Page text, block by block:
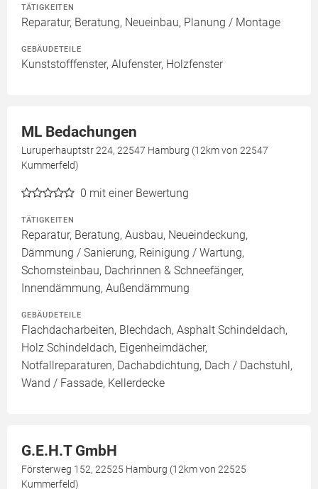
TÄTIGKEITEN
Reparatur, Beratung, Neueinbau, Planung / Montage
GEBÄUDETEILE
Kunststofffenster, Alufenster, Holzfenster
ML Bedachungen
Luruperhauptstr 224, 22547 Hamburg (12km von 22547
Kummerfeld)
0 mit einer Bewertung
TÄTIGKEITEN
Reparatur, Beratung, Ausbau, Neueindeckung,
Dämmung / Sanierung, Reinigung / Wartung,
Schornsteinbau, Dachrinnen & Schneefänger,
Innendämmung, Außendämmung
GEBÄUDETEILE
Flachdacharbeiten, Blechdach, Asphalt Schindeldach,
Holz Schindeldach, Eigenheimdächer,
Notfallreparaturen, Dachabdichtung, Dach / Dachstuhl,
Wand / Fassade, Kellerdecke
G.E.H.T GmbH
Försterweg 152, 22525 Hamburg (12km von 22525
Kummerfeld)